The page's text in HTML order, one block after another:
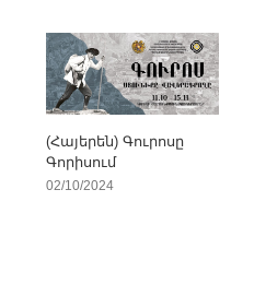
(Հայերեն) Գուրոսը
Գորիսում
02/10/2024